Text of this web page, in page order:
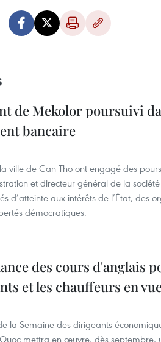
de Mekolor poursuivi
bancaire
ville de Can Tho ont engagé des
et directeur général de la
d’atteinte aux intérêts de l’État, des
démocratiques.
des cours d'anglais
et les chauffeurs en
la Semaine des dirigeants
mettra en œuvre, dès